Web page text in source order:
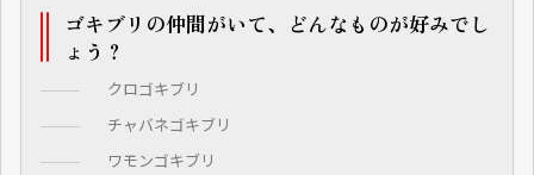
ゴキブリの仲間がいて、どんなものが好みでし
ょう？
クロゴキブリ
チャバネゴキブリ
ワモンゴキブリ